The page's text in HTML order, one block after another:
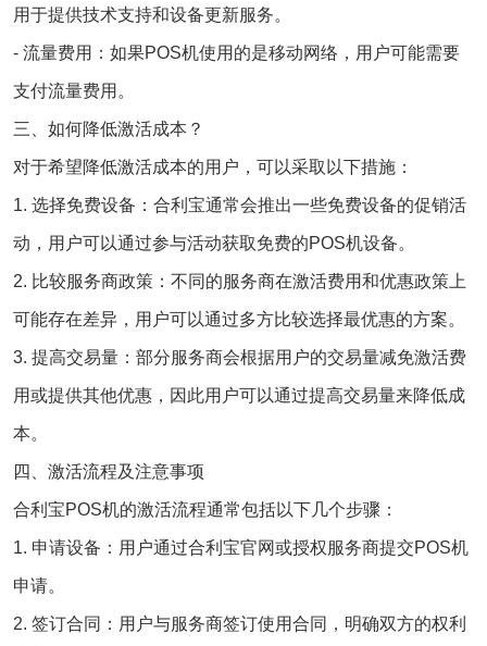
用于提供技术支持和设备更新服务。
- 流量费用：如果POS机使用的是移动网络，用户可能需要
支付流量费用。
三、如何降低激活成本？
对于希望降低激活成本的用户，可以采取以下措施：
1. 选择免费设备：合利宝通常会推出一些免费设备的促销活
动，用户可以通过参与活动获取免费的POS机设备。
2. 比较服务商政策：不同的服务商在激活费用和优惠政策上
可能存在差异，用户可以通过多方比较选择最优惠的方案。
3. 提高交易量：部分服务商会根据用户的交易量减免激活费
用或提供其他优惠，因此用户可以通过提高交易量来降低成
本。
四、激活流程及注意事项
合利宝POS机的激活流程通常包括以下几个步骤：
1. 申请设备：用户通过合利宝官网或授权服务商提交POS机
申请。
2. 签订合同：用户与服务商签订使用合同，明确双方的权利